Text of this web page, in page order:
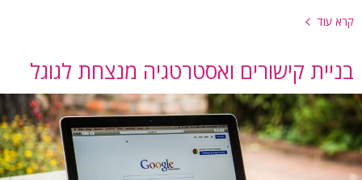
קרא עוד
בניית קישורים ואסטרטגיה מנצחת לגוגל